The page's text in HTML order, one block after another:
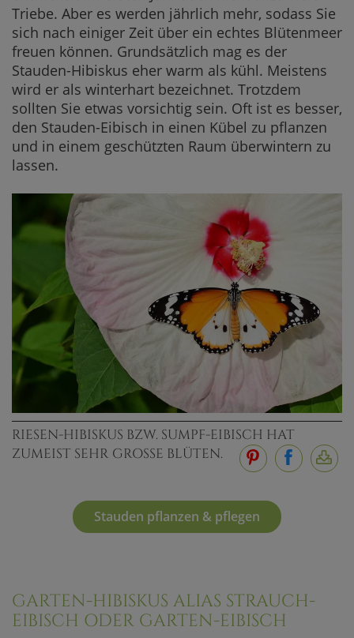
Triebe. Aber es werden jährlich mehr, sodass Sie
sich nach einiger Zeit über ein echtes Blütenmeer
freuen können. Grundsätzlich mag es der
Stauden-Hibiskus eher warm als kühl. Meistens
wird er als winterhart bezeichnet. Trotzdem
sollten Sie etwas vorsichtig sein. Oft ist es besser,
den Stauden-Eibisch in einen Kübel zu pflanzen
und in einem geschützten Raum überwintern zu
lassen.
RIESEN-HIBISKUS BZW. SUMPF-EIBISCH HAT
ZUMEIST SEHR GROSSE BLÜTEN.
Stauden pflanzen & pflegen
GARTEN-HIBISKUS ALIAS STRAUCH-
EIBISCH ODER GARTEN-EIBISCH